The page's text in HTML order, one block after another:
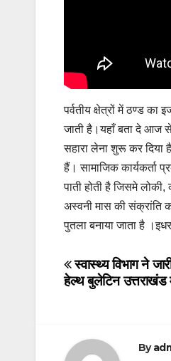
पर्वतीय क्षेत्रों में ठण्ड
जाती है।यहाँ बता दे आज से
सहारा लेना शुरू कर दिया
हैं। सामाजिक कार्यकर्ता
पाती होती है जिसमे
अस्वनी मास की संक्रांति
पुतला बनाया जाता है
Post
स्वास्थ्य विभाग ने
हेल्थ बुलेटिन उत्तराखंड
By